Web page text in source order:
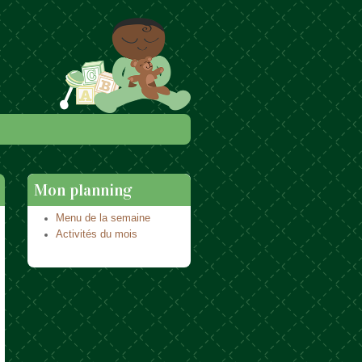
Mon planning
Menu de la semaine
Activités du mois